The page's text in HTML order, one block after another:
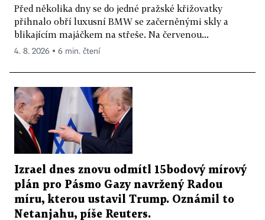
Před několika dny se do jedné pražské křižovatky
přihnalo obří luxusní BMW se začerněnými skly a
blikajícím majáčkem na střeše. Na červenou...
4. 8. 2026 ▪ 6 min. čtení
Izrael dnes znovu odmítl 15bodový mírový
plán pro Pásmo Gazy navržený Radou
míru, kterou ustavil Trump. Oznámil to
Netanjahu, píše Reuters.